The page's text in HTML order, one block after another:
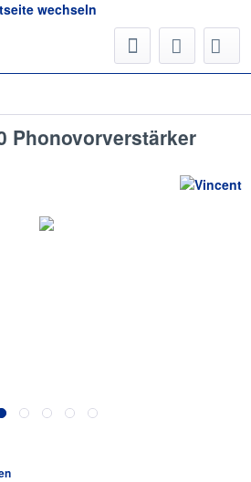
Phonovorverstärker